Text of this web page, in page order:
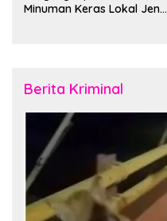
Minuman Keras Lokal Jenis
Berita Kriminal